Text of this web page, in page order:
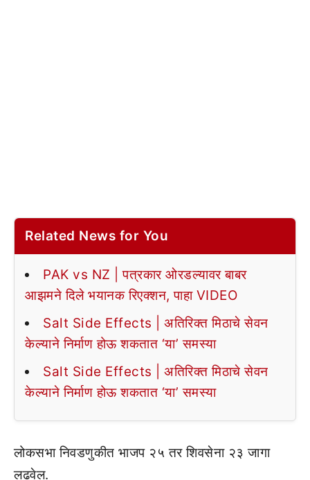
Related News for You
PAK vs NZ | पत्रकार ओरडल्यावर बाबर
आझमने दिले भयानक रिएक्शन, पाहा VIDEO
Salt Side Effects | अतिरिक्त मिठाचे सेवन
केल्याने निर्माण होऊ शकतात ‘या’ समस्या
Salt Side Effects | अतिरिक्त मिठाचे सेवन
केल्याने निर्माण होऊ शकतात ‘या’ समस्या
लोकसभा निवडणुकीत भाजप २५ तर शिवसेना २३ जागा
लढवेल.